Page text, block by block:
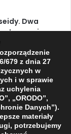
Dwa
679 z dnia 27
w
i w sprawie
uchylenia
„ORODO”,
Danych”).
materiały
potrzebujemy